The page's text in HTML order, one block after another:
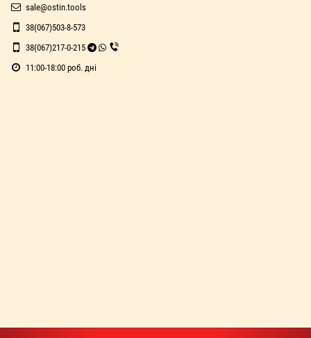
sale@ostin.tools
38(067)503-8-573
38(067)217-0-215
11:00-18:00 роб. дні